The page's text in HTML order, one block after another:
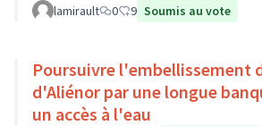
lamirault 0 9 Soumis au vote
Poursuivre l'embellissement
d'Aliénor par une longue
un accès à l'eau